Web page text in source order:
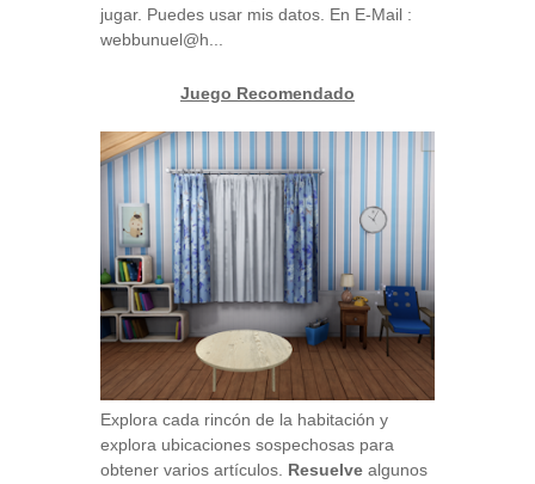
jugar. Puedes usar mis datos. En E-Mail :
webbunuel@h...
Juego Recomendado
Explora cada rincón de la habitación y
explora ubicaciones sospechosas para
obtener varios artículos. Resuelve algunos